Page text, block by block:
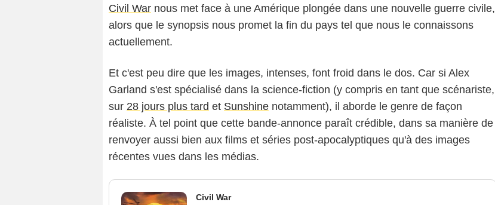
Civil War nous met face à une Amérique plongée dans une nouvelle guerre civile,
alors que le synopsis nous promet la fin du pays tel que nous le connaissons
actuellement.
Et c'est peu dire que les images, intenses, font froid dans le dos. Car si Alex
Garland s'est spécialisé dans la science-fiction (y compris en tant que scénariste,
sur 28 jours plus tard et Sunshine notamment), il aborde le genre de façon
réaliste. À tel point que cette bande-annonce paraît crédible, dans sa manière de
renvoyer aussi bien aux films et séries post-apocalyptiques qu'à des images
récentes vues dans les médias.
Civil War